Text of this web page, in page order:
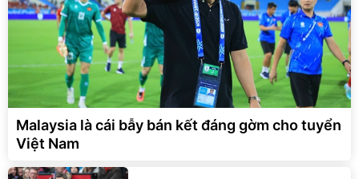
Malaysia là cái bẫy bán kết đáng gờm cho tuyển
Việt Nam